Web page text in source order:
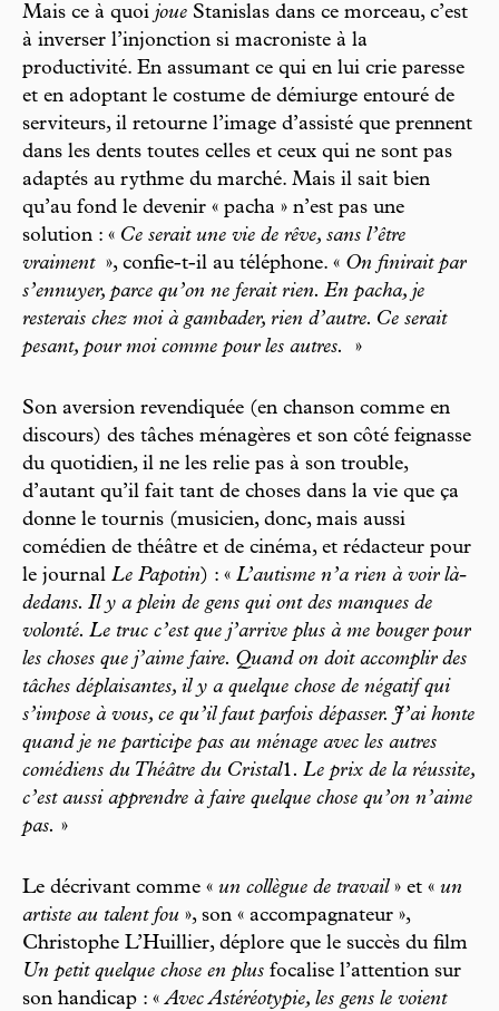
Mais ce à quoi joue Stanislas dans ce morceau, c’est
à inverser l’injonction si macroniste à la
productivité. En assumant ce qui en lui crie paresse
et en adoptant le costume de démiurge entouré de
serviteurs, il retourne l’image d’assisté que prennent
dans les dents toutes celles et ceux qui ne sont pas
adaptés au rythme du marché. Mais il sait bien
qu’au fond le devenir « pacha » n’est pas une
solution : « Ce serait une vie de rêve, sans l’être
vraiment », confie-t-il au téléphone. « On finirait par
s’ennuyer, parce qu’on ne ferait rien. En pacha, je
resterais chez moi à gambader, rien d’autre. Ce serait
pesant, pour moi comme pour les autres.
»
Son aversion revendiquée (en chanson comme en
discours) des tâches ménagères et son côté feignasse
du quotidien, il ne les relie pas à son trouble,
d’autant qu’il fait tant de choses dans la vie que ça
donne le tournis (musicien, donc, mais aussi
comédien de théâtre et de cinéma, et rédacteur pour
le journal Le Papotin) : « L’autisme n’a rien à voir là-
dedans. Il y a plein de gens qui ont des manques de
volonté. Le truc c’est que j’arrive plus à me bouger pour
les choses que j’aime faire. Quand on doit accomplir des
tâches déplaisantes, il y a quelque chose de négatif qui
s’impose à vous, ce qu’il faut parfois dépasser. J’ai honte
quand je ne participe pas au ménage avec les autres
comédiens du Théâtre du Cristal1. Le prix de la réussite,
c’est aussi apprendre à faire quelque chose qu’on n’aime
pas. »
Le décrivant comme « un collègue de travail» et « un
artiste au talent fou », son « accompagnateur »,
Christophe L’Huillier, déplore que le succès du film
Un petit quelque chose en plus focalise l’attention sur
son handicap : «Avec Astéréotypie, les gens le voient